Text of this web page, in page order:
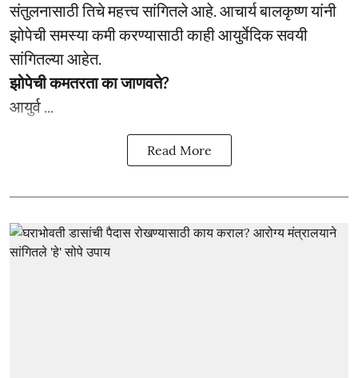
संतुलनासाठी तिचे महत्त्व सांगितले आहे. आचार्य बालकृष्ण यांनी
झोपेची समस्या कमी करण्यासाठी काही आयुर्वेदिक सवयी
सांगितल्या आहेत.
झोपेची कमतरता का जाणवते?
आयुर्व ...
Read More